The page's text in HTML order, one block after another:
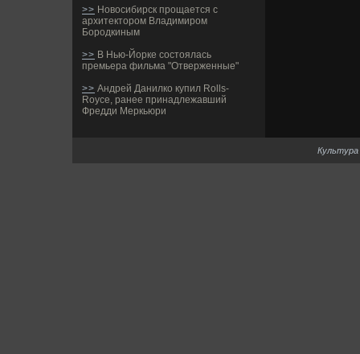
>> Новосибирск прощается с
архитектором Владимиром
Бородкиным
>> В Нью-Йорке состоялась
премьера фильма "Отверженные"
>> Андрей Данилко купил Rolls-
Royce, ранее принадлежавший
Фредди Меркьюри
Культура